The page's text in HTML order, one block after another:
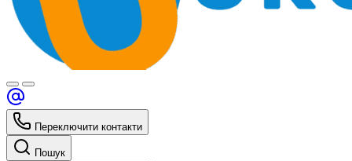
Переключити контакти
Пошук